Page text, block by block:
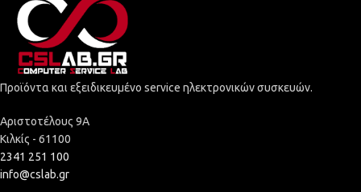
Προϊόντα και εξειδικευμένο service ηλεκτρονικών συσκευών.
Αριστοτέλους 9Α
Κιλκίς - 61100
2341 251 100
info@cslab.gr